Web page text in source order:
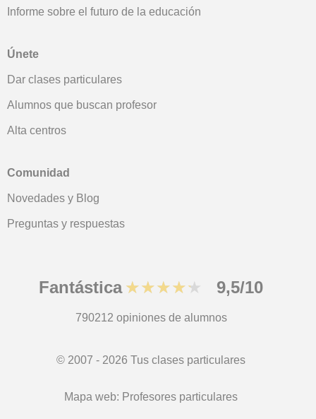
Informe sobre el futuro de la educación
Únete
Dar clases particulares
Alumnos que buscan profesor
Alta centros
Comunidad
Novedades y Blog
Preguntas y respuestas
Fantástica ★★★★★ 9,5/10
790212 opiniones de alumnos
© 2007 - 2026 Tus clases particulares
Mapa web: Profesores particulares